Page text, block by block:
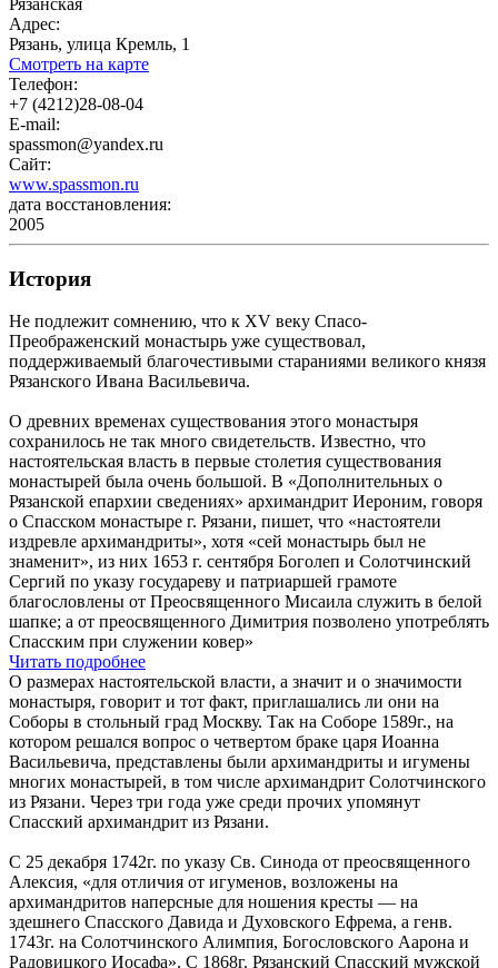
Адрес:
Рязань, улица Кремль, 1
Смотреть на карте
Телефон:
+7 (4212)28-08-04
E-mail:
spassmon@yandex.ru
Сайт:
www.spassmon.ru
дата восстановления:
2005
История
Не подлежит сомнению, что к XV веку Спасо-
Преображенский монастырь уже существовал,
поддерживаемый благочестивыми стараниями великого князя
Рязанского Ивана Васильевича.
О древних временах существования этого монастыря
сохранилось не так много свидетельств. Известно, что
настоятельская власть в первые столетия существования
монастырей была очень большой. В «Дополнительных о
Рязанской епархии сведениях» архимандрит Иероним, говоря
о Спасском монастыре г. Рязани, пишет, что «настоятели
издревле архимандриты», хотя «сей монастырь был не
знаменит», из них 1653 г. сентября Боголеп и Солотчинский
Сергий по указу государеву и патриаршей грамоте
благословлены от Преосвященного Мисаила служить в белой
шапке; а от преосвященного Димитрия позволено употреблять
Спасским при служении ковер»
Читать подробнее
О размерах настоятельской власти, а значит и о значимости
монастыря, говорит и тот факт, приглашались ли они на
Соборы в стольный град Москву. Так на Соборе 1589г., на
котором решался вопрос о четвертом браке царя Иоанна
Васильевича, представлены были архимандриты и игумены
многих монастырей, в том числе архимандрит Солотчинского
из Рязани. Через три года уже среди прочих упомянут
Спасский архимандрит из Рязани.
С 25 декабря 1742г. по указу Св. Синода от преосвященного
Алексия, «для отличия от игуменов, возложены на
архимандритов наперсные для ношения кресты — на
здешнего Спасского Давида и Духовского Ефрема, а генв.
1743г. на Солотчинского Алимпия, Богословского Аарона и
Радовицкого Иосафа». С 1868г. Рязанский Спасский мужской